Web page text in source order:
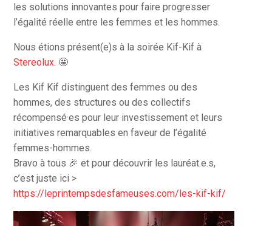
les solutions innovantes pour faire progresser
l’égalité réelle entre les femmes et les hommes.
Nous étions présent(e)s à la soirée Kif-Kif à
Stereolux. 🤩
Les Kif Kif distinguent des femmes ou des
hommes, des structures ou des collectifs
récompensé·es pour leur investissement et leurs
initiatives remarquables en faveur de l’égalité
femmes-hommes.
Bravo à tous 🎉 et pour découvrir les lauréat.e.s,
c’est juste ici >
https://leprintempsdesfameuses.com/les-kif-kif/